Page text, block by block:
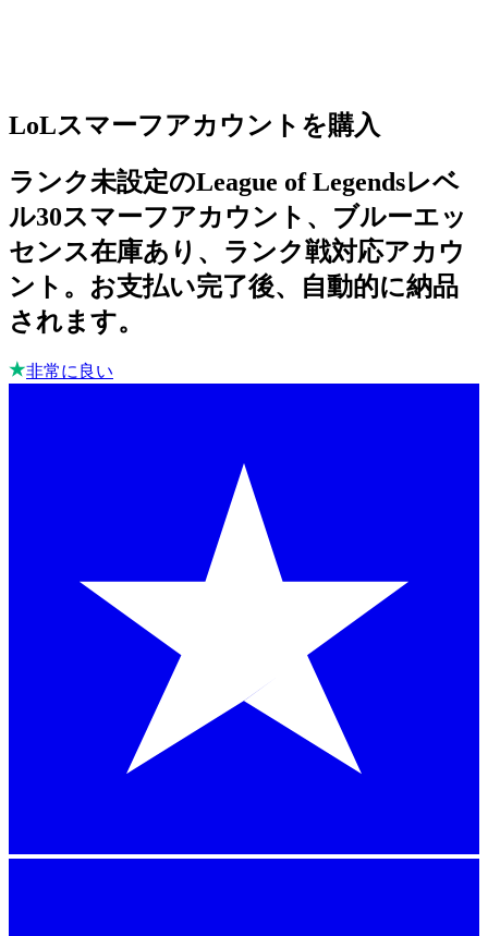
LoLスマーフアカウントを購入
ランク未設定のLeague of Legendsレベ
ル30スマーフアカウント、ブルーエッ
センス在庫あり、ランク戦対応アカウ
ント。お支払い完了後、自動的に納品
されます。
非常に良い